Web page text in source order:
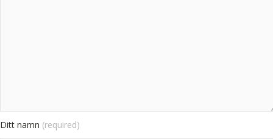
Ditt namn (required)